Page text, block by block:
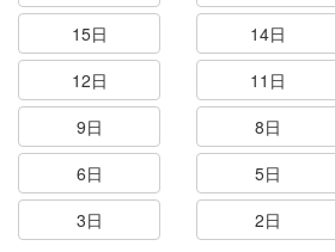
15日
14日
12日
11日
9日
8日
6日
5日
3日
2日